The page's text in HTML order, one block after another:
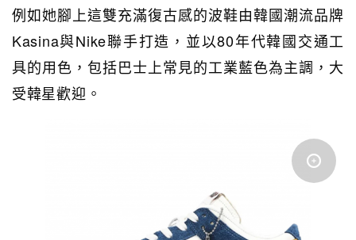
例如她腳上這雙充滿復古感的波鞋由韓國潮流品牌
Kasina與Nike聯手打造，並以80年代韓國交通工
具的用色，包括巴士上常見的工業藍色為主調，大
受韓星歡迎。